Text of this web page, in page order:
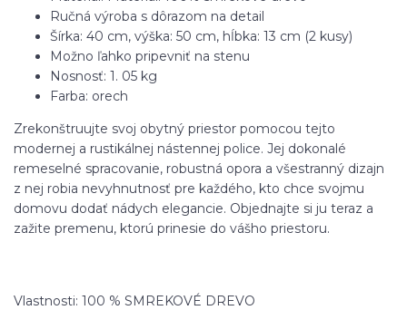
Ručná výroba s dôrazom na detail
Šírka: 40 cm, výška: 50 cm, hĺbka: 13 cm (2 kusy)
Možno ľahko pripevniť na stenu
Nosnosť: 1. 05 kg
Farba: orech
Zrekonštruujte svoj obytný priestor pomocou tejto
modernej a rustikálnej nástennej police. Jej dokonalé
remeselné spracovanie, robustná opora a všestranný dizajn
z nej robia nevyhnutnosť pre každého, kto chce svojmu
domovu dodať nádych elegancie. Objednajte si ju teraz a
zažite premenu, ktorú prinesie do vášho priestoru.
Vlastnosti: 100 % SMREKOVÉ DREVO